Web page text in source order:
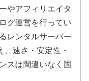
やアフィリエイタ
グ運営を行ってい
レンタルサーバー
速さ・安定性・
スは間違いなく国